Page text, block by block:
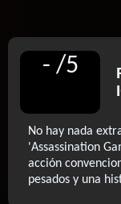
- /5
No hay nada
'Assassination
acción
pesados y una